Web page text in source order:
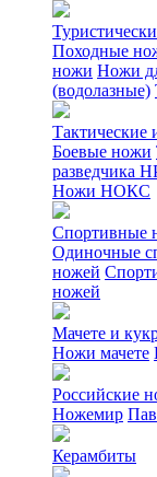
Походные
ножи Ножи
(водолазные)
Тактические
Боевые ножи
разведчика
Ножи НОКС
Спортивные
Одиночные
ножей
ножей
Мачете и
Ножи мачете
Российские
Ножемир
Керамбиты